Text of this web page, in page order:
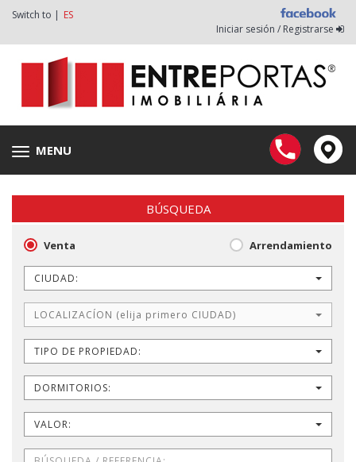
Switch to | ES
Iniciar sesión / Registrarse
Toggle
navigation
MENU
BÚSQUEDA
Venta Arrendamiento
CIUDAD:
LOCALIZACÍON (elija primero CIUDAD)
TIPO DE PROPIEDAD:
DORMITORIOS:
VALOR: